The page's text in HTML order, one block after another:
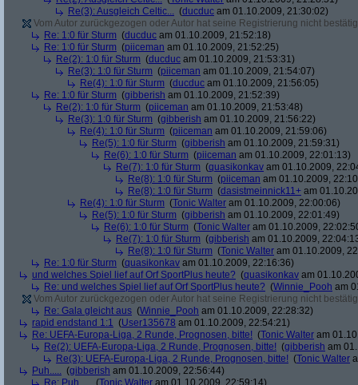
Re(3): Ausgleich Celtic... (ducduc am 01.10.2009, 21:30:02)
Vom Autor zurückgezogen oder Autor hat seine Registrierung nicht
Re: 1:0 für Sturm (ducduc am 01.10.2009, 21:52:18)
Re: 1:0 für Sturm (piiceman am 01.10.2009, 21:52:25)
Re(2): 1:0 für Sturm (ducduc am 01.10.2009, 21:53:31)
Re(3): 1:0 für Sturm (piiceman am 01.10.2009, 21:54:07)
Re(4): 1:0 für Sturm (ducduc am 01.10.2009, 21:56:05)
Re: 1:0 für Sturm (gibberish am 01.10.2009, 21:52:39)
Re(2): 1:0 für Sturm (piiceman am 01.10.2009, 21:53:48)
Re(3): 1:0 für Sturm (gibberish am 01.10.2009, 21:56:22)
Re(4): 1:0 für Sturm (piiceman am 01.10.2009, 21:59:06)
Re(5): 1:0 für Sturm (gibberish am 01.10.2009, 21:59:31)
Re(6): 1:0 für Sturm (piiceman am 01.10.2009, 22:01:13)
Re(7): 1:0 für Sturm (quasikonkav am 01.10.2009,
Re(8): 1:0 für Sturm (piiceman am 01.10.2009,
Re(8): 1:0 für Sturm (dasistmeinnick11+ am
Re(4): 1:0 für Sturm (Tonic Walter am 01.10.2009, 22:00:06)
Re(5): 1:0 für Sturm (gibberish am 01.10.2009, 22:01:49)
Re(6): 1:0 für Sturm (Tonic Walter am 01.10.2009,
Re(7): 1:0 für Sturm (gibberish am 01.10.2009,
Re(8): 1:0 für Sturm (Tonic Walter am 01.10.2009,
Re: 1:0 für Sturm (quasikonkav am 01.10.2009, 22:16:36)
und welches Spiel lief auf Orf SportPlus heute? (quasikonkav am
Re: und welches Spiel lief auf Orf SportPlus heute? (Winnie_Pooh am
Vom Autor zurückgezogen oder Autor hat seine Registrierung nicht
Re: Gala gleicht aus (Winnie_Pooh am 01.10.2009, 22:28:32)
rapid endstand 1:1 (User135678 am 01.10.2009, 22:54:21)
Re: UEFA-Europa-Liga, 2 Runde, Prognosen, bitte! (Tonic Walter am
Re(2): UEFA-Europa-Liga, 2 Runde, Prognosen, bitte! (gibberish am
Re(3): UEFA-Europa-Liga, 2 Runde, Prognosen, bitte! (Tonic Walter
Puh..... (gibberish am 01.10.2009, 22:56:44)
Re: Puh.....
(Tonic Walter am 01.10.2009, 22:59:14)